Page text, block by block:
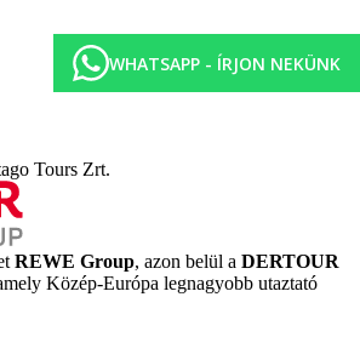
térítés ellenében
térítés ellenében
szálloda
a medencénél ingyenesen
WHATSAPP - ÍRJON NEKÜNK
Tours Zrt.
REWE Group, azon belül a DERTOUR
Közép-Európa legnagyobb utaztató